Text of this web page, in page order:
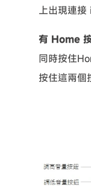
上出現連接
有 Home
同時按住
按住這兩個